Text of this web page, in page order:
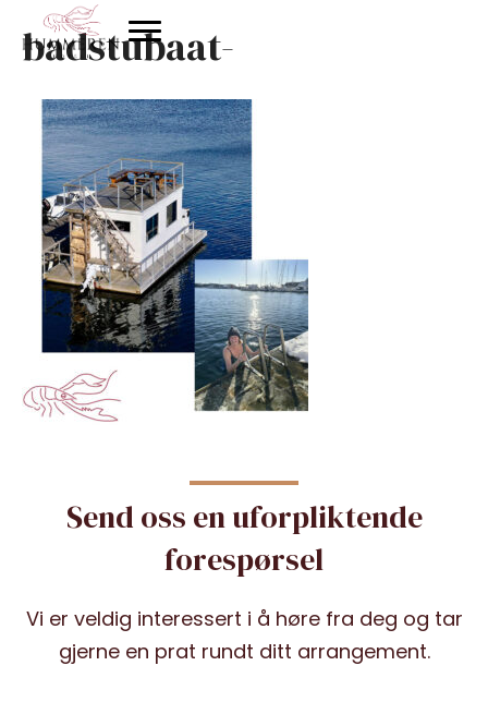
badstubaat-
Send oss en uforpliktende
forespørsel
Vi er veldig interessert i å høre fra deg og tar
gjerne en prat rundt ditt arrangement.